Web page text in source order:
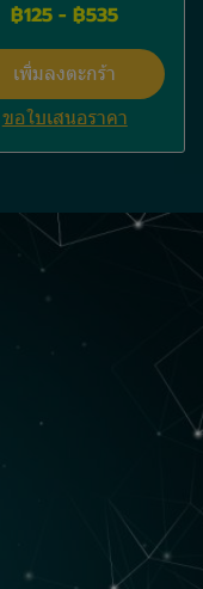
฿125 -฿535
เพิ่มลงตะกร้า
ขอใบเสนอราคา